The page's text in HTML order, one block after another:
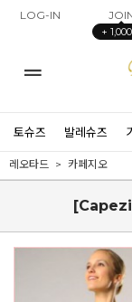
LOG-IN
+
토슈즈 발레슈즈
레오타드 카페지오